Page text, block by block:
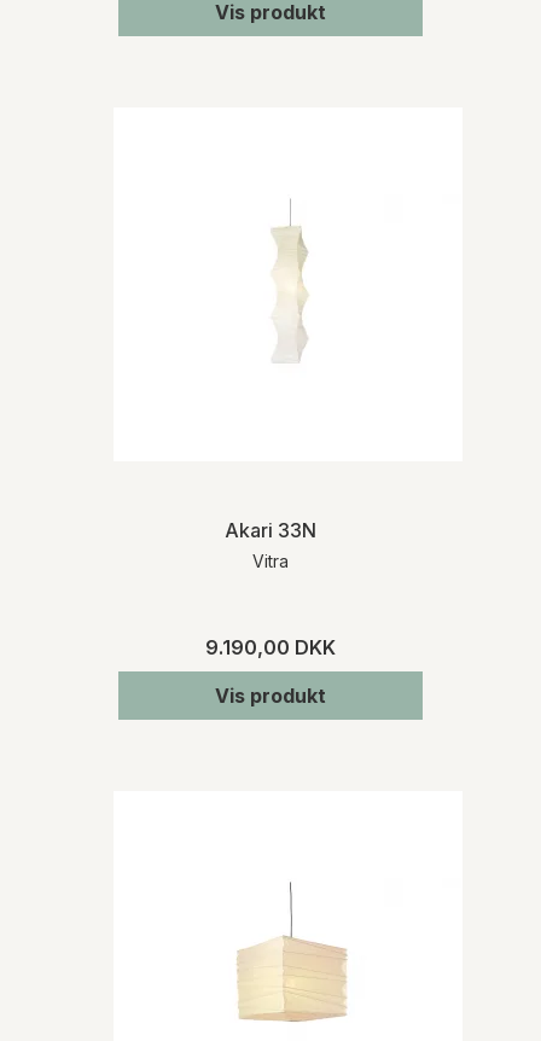
Vis produkt
Akari 33N
Vitra
9.190,00 DKK
Vis produkt